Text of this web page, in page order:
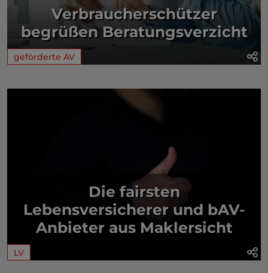
Verbraucherschützer
begrüßen Beratungsverzicht
geförderte AV
Die fairsten
Lebensversicherer und bAV-
Anbieter aus Maklersicht
LV